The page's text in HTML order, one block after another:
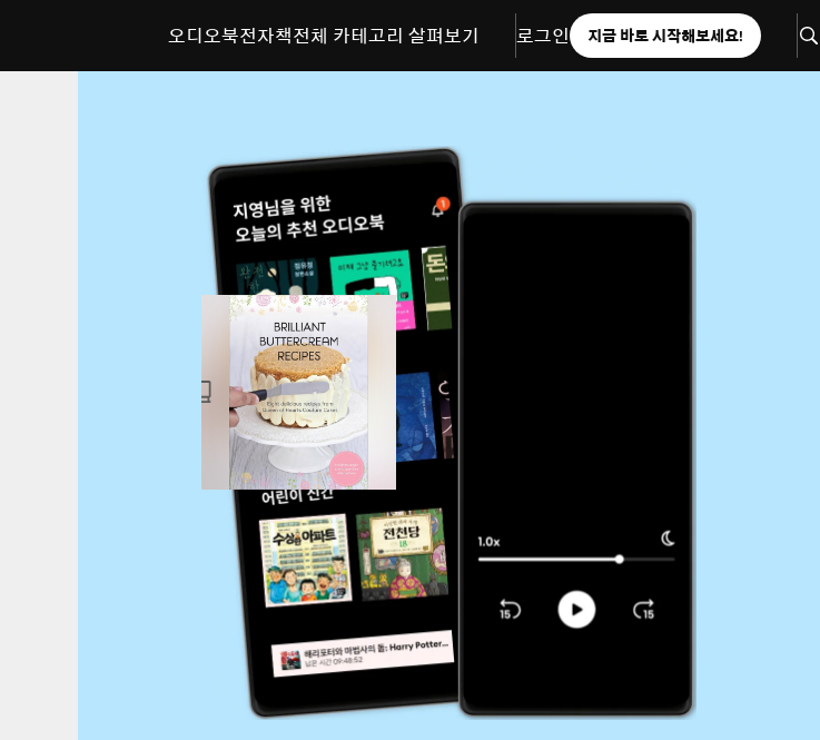
오디오북전자책전체 카테고리 살펴보기 로그인 지금 바로 시작해보세요!